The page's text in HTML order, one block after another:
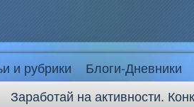
и рубрики
Блоги-Дневники
Заработай на активности.